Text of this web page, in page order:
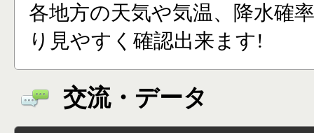
各地方の天気や気温、降水確
り見やすく確認出来ます!
交流・データ